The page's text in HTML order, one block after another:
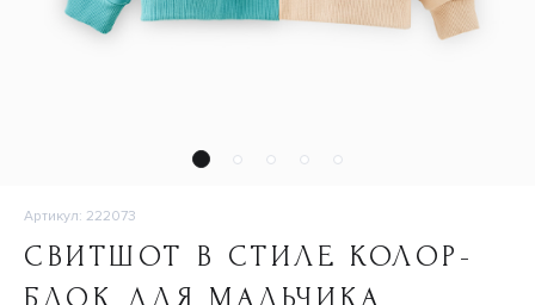
Артикул: 222073
СВИТШОТ В СТИЛЕ КОЛОР-